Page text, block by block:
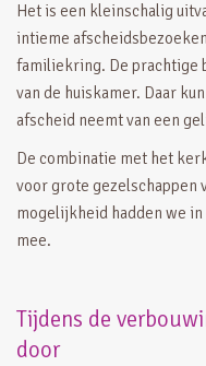
Het is een kleinschalig
intieme
familiekring. De prachtige
van de huiskamer. Daar
afscheid neemt van een
De combinatie met het
voor grote gezelschappen
mogelijkheid hadden we
mee.
Tijdens de
door